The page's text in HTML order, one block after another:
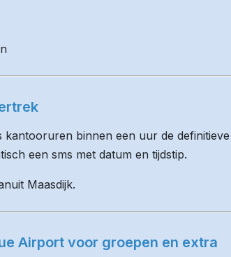
binnen een uur de definitieve
een sms met datum en tijdstip.
Maasdijk.
Airport voor groepen en extra